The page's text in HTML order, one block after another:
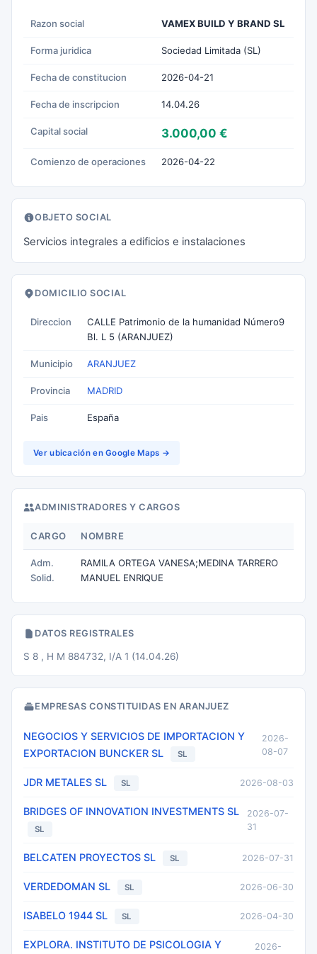
Razon social VAMEX BUILD Y BRAND SL
Forma juridica Sociedad Limitada (SL)
Fecha de constitucion 2026-04-21
Fecha de inscripcion 14.04.26
Capital social 3.000,00 €
Comienzo de operaciones 2026-04-22
OBJETO SOCIAL
Servicios integrales a edificios e instalaciones
DOMICILIO SOCIAL
Direccion
CALLE Patrimonio de la humanidad Número9
Bl. L 5 (ARANJUEZ)
Municipio ARANJUEZ
Provincia MADRID
Pais España
Ver ubicación en Google Maps →
ADMINISTRADORES Y CARGOS
CARGO NOMBRE
Adm.
Solid.
RAMILA ORTEGA VANESA;MEDINA TARRERO
MANUEL ENRIQUE
DATOS REGISTRALES
S 8 , H M 884732, I/A 1 (14.04.26)
EMPRESAS CONSTITUIDAS EN ARANJUEZ
NEGOCIOS Y SERVICIOS DE IMPORTACION Y
EXPORTACION BUNCKER SL
SL
2026-
08-07
JDR METALES SL SL 2026-08-03
BRIDGES OF INNOVATION INVESTMENTS SL
SL
2026-07-
31
BELCATEN PROYECTOS SL SL 2026-07-31
VERDEDOMAN SL SL 2026-06-30
ISABELO 1944 SL SL 2026-04-30
EXPLORA. INSTITUTO DE PSICOLOGIA Y
2026-